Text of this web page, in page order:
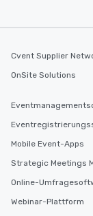
Cvent Supplier
OnSite Solutions
Mobile Event-Apps
Strategic Meetings
Online-
Webinar-Plattform